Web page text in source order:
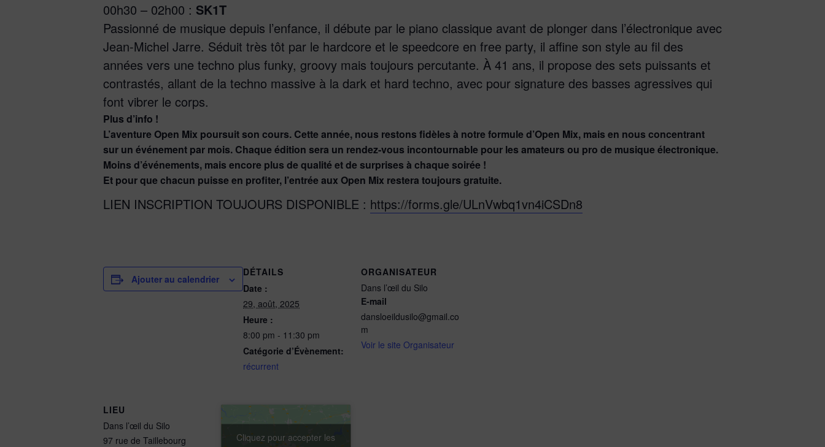
00h30 – 02h00 : SK1T
Passionné de musique depuis l’enfance, il débute par le piano classique avant de plonger dans l’électronique avec
Jean-Michel Jarre. Séduit très tôt par le hardcore et le speedcore en free party, il affine son style au fil des
années vers une techno plus funky, groovy mais toujours percutante. À 41 ans, il propose des sets puissants et
contrastés, allant de la techno massive à la dark et hard techno, avec pour signature des basses agressives qui
font vibrer le corps.
Plus d’info !
L’aventure Open Mix poursuit son cours. Cette année, nous restons fidèles à notre formule d’Open Mix, mais en nous concentrant
sur un événement par mois. Chaque édition sera un rendez-vous incontournable pour les amateurs ou pro de musique électronique.
Moins d’événements, mais encore plus de qualité et de surprises à chaque soirée !
Et pour que chacun puisse en profiter, l’entrée aux Open Mix restera toujours gratuite.
LIEN INSCRIPTION TOUJOURS DISPONIBLE : https://forms.gle/ULnVwbq1vn4iCSDn8
Ajouter au calendrier
DÉTAILS
Date :
29, août, 2025
Heure :
8:00 pm - 11:30 pm
Catégorie d’Évènement:
récurrent
ORGANISATEUR
Dans l’œil du Silo
E-mail
dansloeildusilo@gmail.co
m
Voir le site Organisateur
LIEU
Dans l’œil du Silo
97 rue de Taillebourg
Cliquez pour accepter les